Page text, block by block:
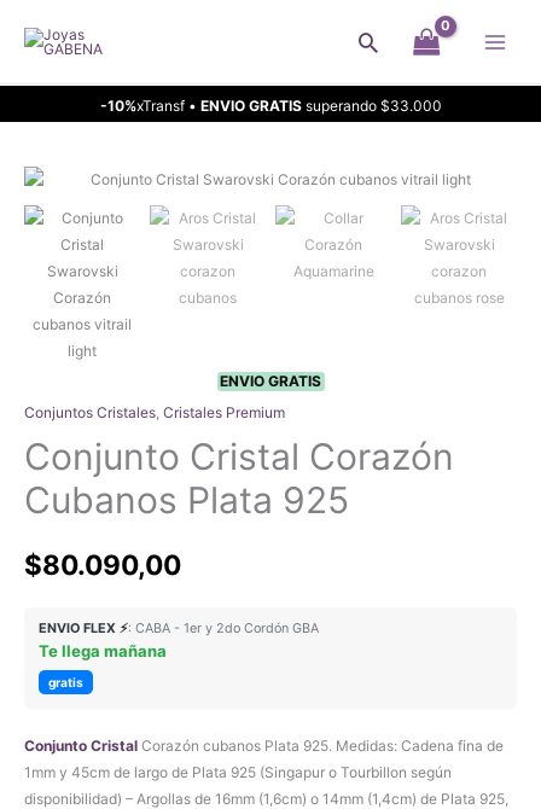
Buscar
-10%xTransf • ENVIO GRATISsuperando $33.000
ENVIO GRATIS
Conjuntos Cristales, Cristales Premium
Conjunto Cristal Corazón
Cubanos Plata 925
$80.090,00
ENVIO FLEX ⚡: CABA - 1er y 2do Cordón GBA
Te llega mañana
gratis
Conjunto Cristal Corazón cubanos Plata 925. Medidas: Cadena fina de
1mm y 45cm de largo de Plata 925 (Singapur o Tourbillon según
disponibilidad) – Argollas de 16mm (1,6cm) o 14mm (1,4cm) de Plata 925,